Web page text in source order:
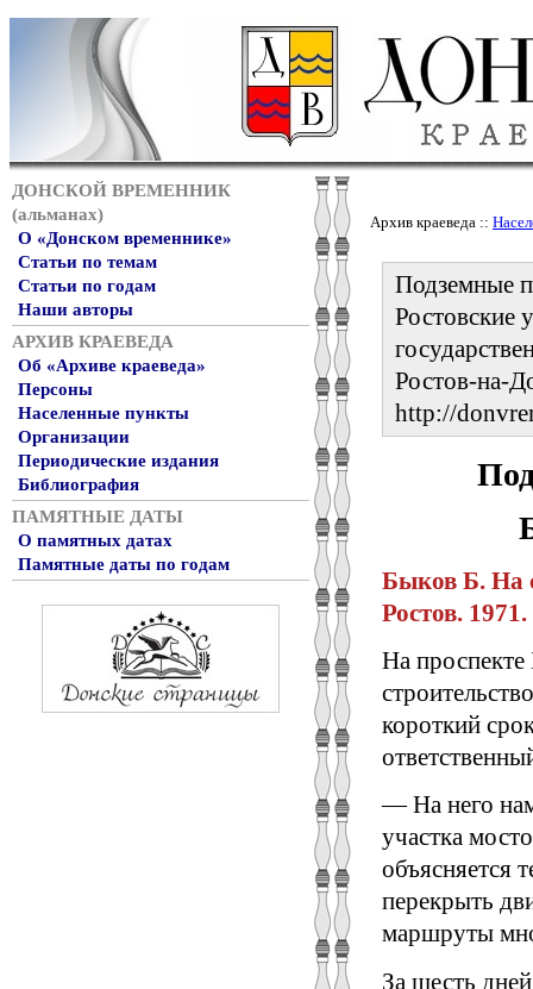
ДОНСКОЙ ВРЕМЕННИК
(альманах)
О «Донском временнике»
Статьи по темам
Статьи по годам
Наши авторы
АРХИВ КРАЕВЕДА
Об «Архиве краеведа»
Персоны
Населенные пункты
Организации
Периодические издания
Библиография
ПАМЯТНЫЕ ДАТЫ
О памятных датах
Памятные даты по годам
Архив краеведа ::
Подземные
Ростовские
Ростов-на-
http://
Быков Б. На
Ростов.
На
короткий
— На него
участка
объясняется
перекрыть
маршруты
За шесть